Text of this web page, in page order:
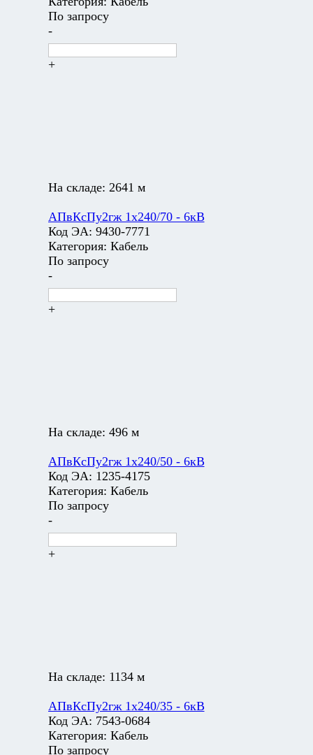
По запросу
-
+
На складе: 2641 м
АПвКсПу2гж 1х240/70 - 6кВ
Код ЭА: 9430-7771
Категория: Кабель
По запросу
-
+
На складе: 496 м
АПвКсПу2гж 1х240/50 - 6кВ
Код ЭА: 1235-4175
Категория: Кабель
По запросу
-
+
На складе: 1134 м
АПвКсПу2гж 1х240/35 - 6кВ
Код ЭА: 7543-0684
Категория: Кабель
По запросу